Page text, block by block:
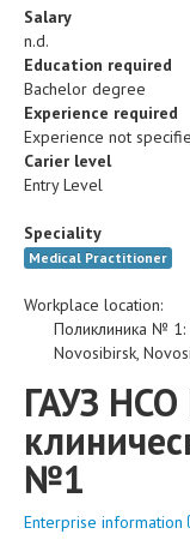
Salary
n.d.
Education required
Bachelor degree
Experience required
Experience not
Carier level
Entry Level
Speciality
Medical Practitioner
Workplace location:
Поликлиника № 1:
Novosibirsk,
ГАУЗ НСО
№1
Enterprise information